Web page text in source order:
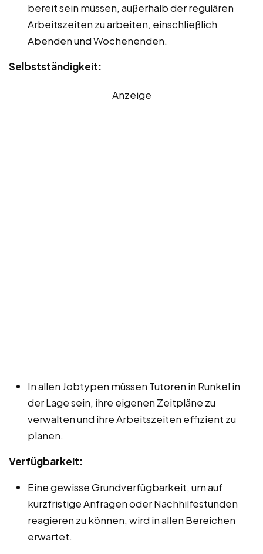
bereit sein müssen, außerhalb der regulären
Arbeitszeiten zu arbeiten, einschließlich
Abenden und Wochenenden.
Selbstständigkeit:
Anzeige
In allen Jobtypen müssen Tutoren in Runkel in
der Lage sein, ihre eigenen Zeitpläne zu
verwalten und ihre Arbeitszeiten effizient zu
planen.
Verfügbarkeit:
Eine gewisse Grundverfügbarkeit, um auf
kurzfristige Anfragen oder Nachhilfestunden
reagieren zu können, wird in allen Bereichen
erwartet.